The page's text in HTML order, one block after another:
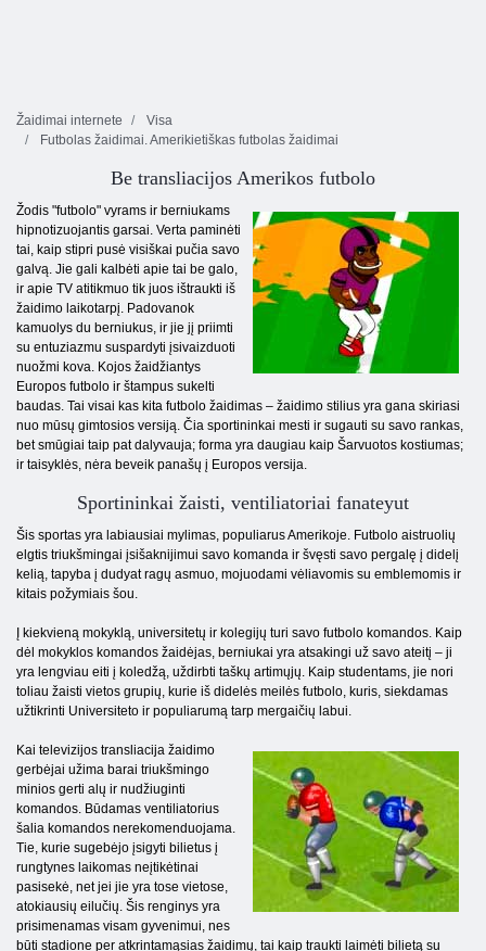
Žaidimai internete
Visa
Futbolas žaidimai. Amerikietiškas futbolas žaidimai
Be transliacijos Amerikos futbolo
Žodis "futbolo" vyrams ir berniukams
hipnotizuojantis garsai. Verta paminėti
tai, kaip stipri pusė visiškai pučia savo
galvą. Jie gali kalbėti apie tai be galo,
ir apie TV atitikmuo tik juos ištraukti iš
žaidimo laikotarpį. Padovanok
kamuolys du berniukus, ir jie jį priimti
su entuziazmu suspardyti įsivaizduoti
nuožmi kova. Kojos žaidžiantys
Europos futbolo ir štampus sukelti
baudas. Tai visai kas kita futbolo žaidimas – žaidimo stilius yra gana skiriasi
nuo mūsų gimtosios versiją. Čia sportininkai mesti ir sugauti su savo rankas,
bet smūgiai taip pat dalyvauja; forma yra daugiau kaip Šarvuotos kostiumas;
ir taisyklės, nėra beveik panašų į Europos versija.
Sportininkai žaisti, ventiliatoriai fanateyut
Šis sportas yra labiausiai mylimas, populiarus Amerikoje. Futbolo aistruolių
elgtis triukšmingai įsišaknijimui savo komanda ir švęsti savo pergalę į didelį
kelią, tapyba į dudyat ragų asmuo, mojuodami vėliavomis su emblemomis ir
kitais požymiais šou.
Į kiekvieną mokyklą, universitetų ir kolegijų turi savo futbolo komandos. Kaip
dėl mokyklos komandos žaidėjas, berniukai yra atsakingi už savo ateitį – ji
yra lengviau eiti į koledžą, uždirbti taškų artimųjų. Kaip studentams, jie nori
toliau žaisti vietos grupių, kurie iš didelės meilės futbolo, kuris, siekdamas
užtikrinti Universiteto ir populiarumą tarp mergaičių labui.
Kai televizijos transliacija žaidimo
gerbėjai užima barai triukšmingo
minios gerti alų ir nudžiuginti
komandos. Būdamas ventiliatorius
šalia komandos nerekomenduojama.
Tie, kurie sugebėjo įsigyti bilietus į
rungtynes ​​laikomas neįtikėtinai
pasisekė, net jei jie yra tose vietose,
atokiausių eilučių. Šis renginys yra
prisimenamas visam gyvenimui, nes
būti stadione per atkrintamąsias žaidimų, tai kaip traukti laimėti bilietą su